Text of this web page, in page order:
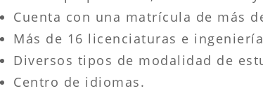
Cuenta con una matrícula de más
Más de 16 licenciaturas e
Diversos tipos de modalidad de
Centro de idiomas.